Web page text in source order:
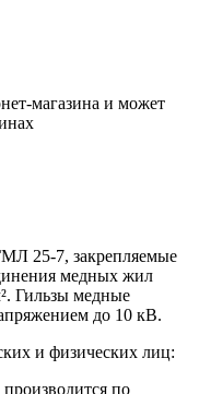
магазина и может
25-7, закрепляемые
медных жил
Гильзы медные
до 10 кВ.
и физических лиц:
по